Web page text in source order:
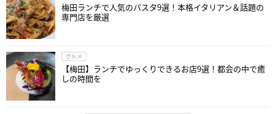
梅田ランチで人気のパスタ9選！本格イタリアン＆話題の
専門店を厳選
グルメ
【梅田】ランチでゆっくりできるお店9選！都会の中で癒
しの時間を